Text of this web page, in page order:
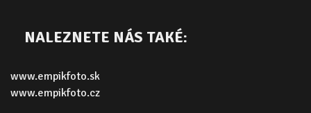
NALEZNETE NÁS TAKÉ:
www.empikfoto.sk
www.empikfoto.cz